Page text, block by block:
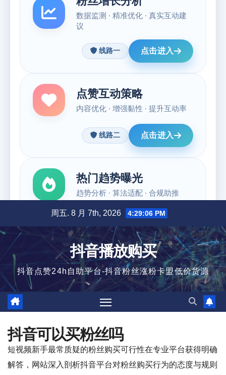
内
容
周五. 8 月 7th, 2026 4:29:07 PM
抖音播放购买
抖音点赞24h自助平台-抖音粉丝涨粉卡盟低价货源
抖音可以买粉丝吗
短视频新手最常质疑的粉丝购买可行性在专业平台获得明确
解答，网站深入剖析抖音平台对粉丝购买行为的态度与规则